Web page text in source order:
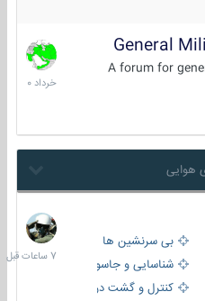
General
A forum for
10
خرداد
1400
بی سرنشین ها
شناسایی و جاسوسی
کنترل و گشت دریایی
7
ساعات
قبل